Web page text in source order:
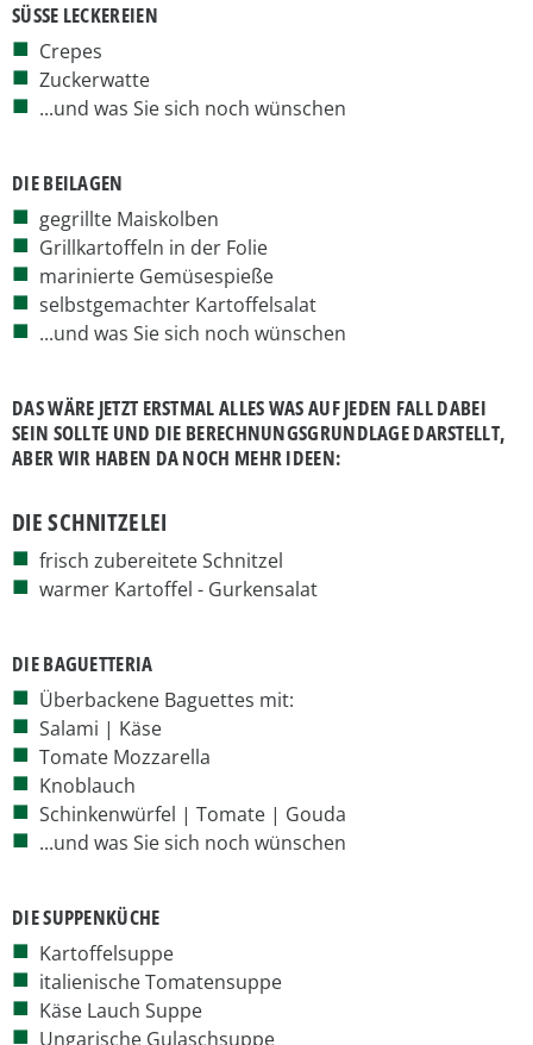
SÜSSE LECKEREIEN
Crepes
Zuckerwatte
...und was Sie sich noch wünschen
DIE BEILAGEN
gegrillte Maiskolben
Grillkartoffeln in der Folie
marinierte Gemüsespieße
selbstgemachter Kartoffelsalat
...und was Sie sich noch wünschen
DAS WÄRE JETZT ERSTMAL ALLES WAS AUF JEDEN FALL DABEI
SEIN SOLLTE UND DIE BERECHNUNGSGRUNDLAGE DARSTELLT,
ABER WIR HABEN DA NOCH MEHR IDEEN:
DIE SCHNITZELEI
frisch zubereitete Schnitzel
warmer Kartoffel - Gurkensalat
DIE BAGUETTERIA
Überbackene Baguettes mit:
Salami | Käse
Tomate Mozzarella
Knoblauch
Schinkenwürfel | Tomate | Gouda
...und was Sie sich noch wünschen
DIE SUPPENKÜCHE
Kartoffelsuppe
italienische Tomatensuppe
Käse Lauch Suppe
Ungarische Gulaschsuppe